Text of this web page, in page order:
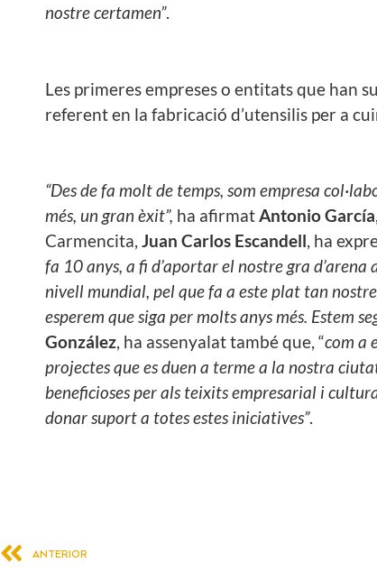
nostre certamen”.
Les primeres empreses o entitats que han
referent en la fabricació d’utensilis per a
“Des de fa molt de temps, som empresa
més, un gran èxit”, ha afirmatAntonio García
Carmencita, Juan Carlos Escandell, ha
fa 10 anys, a fi d’aportar el nostre gra
nivell mundial, pel que fa a este plat tan
esperem que siga per molts anys més. Estem
González, ha assenyalat també que, “com a
projectes que es duen a terme a la nostra
beneficioses per als teixits empresarial i
donar suport a totes estes iniciatives”.
ANTERIOR